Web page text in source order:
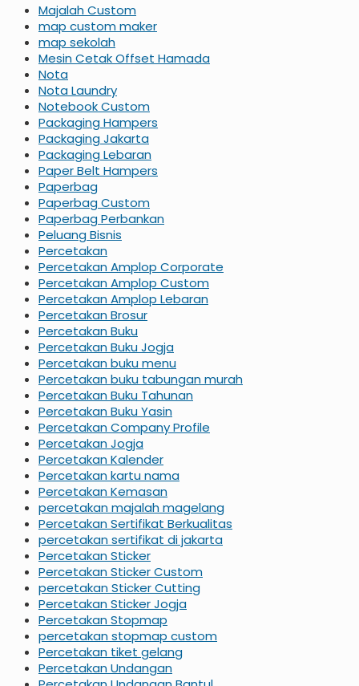
Majalah Custom
map custom maker
map sekolah
Mesin Cetak Offset Hamada
Nota
Nota Laundry
Notebook Custom
Packaging Hampers
Packaging Jakarta
Packaging Lebaran
Paper Belt Hampers
Paperbag
Paperbag Custom
Paperbag Perbankan
Peluang Bisnis
Percetakan
Percetakan Amplop Corporate
Percetakan Amplop Custom
Percetakan Amplop Lebaran
Percetakan Brosur
Percetakan Buku
Percetakan Buku Jogja
Percetakan buku menu
Percetakan buku tabungan murah
Percetakan Buku Tahunan
Percetakan Buku Yasin
Percetakan Company Profile
Percetakan Jogja
Percetakan Kalender
Percetakan kartu nama
Percetakan Kemasan
percetakan majalah magelang
Percetakan Sertifikat Berkualitas
percetakan sertifikat di jakarta
Percetakan Sticker
Percetakan Sticker Custom
percetakan Sticker Cutting
Percetakan Sticker Jogja
Percetakan Stopmap
percetakan stopmap custom
Percetakan tiket gelang
Percetakan Undangan